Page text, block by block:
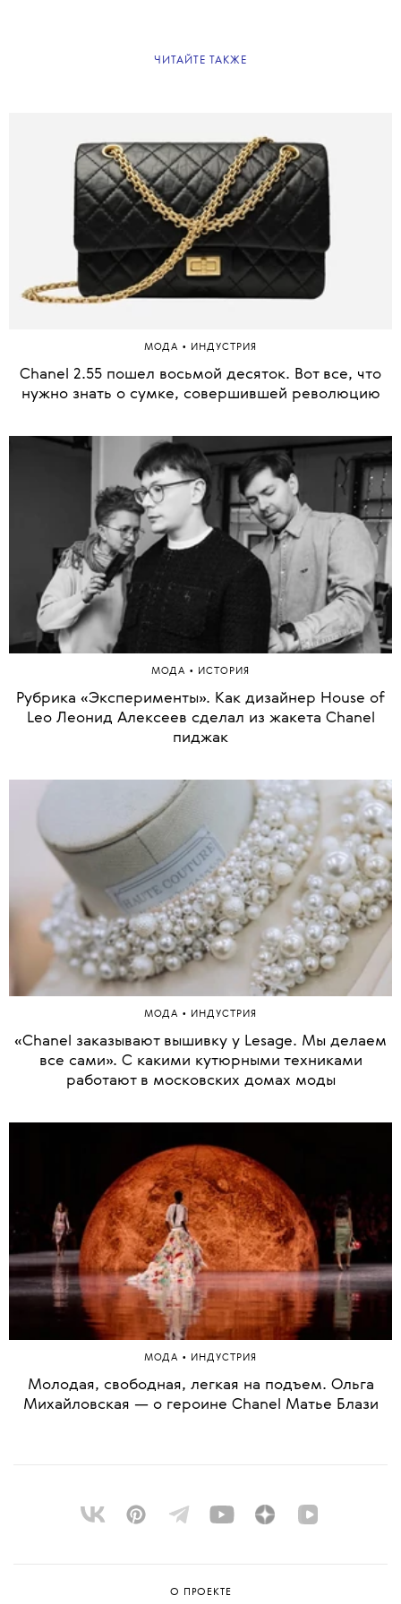
1 из 78
ЧИТАЙТЕ ТАКЖЕ
МОДА • ИНДУСТРИЯ
Chanel 2.55 пошел восьмой десяток. Вот все, что
нужно знать о сумке, совершившей революцию
МОДА • ИСТОРИЯ
Рубрика «Эксперименты». Как дизайнер House of
Leo Леонид Алексеев сделал из жакета Chanel
пиджак
МОДА • ИНДУСТРИЯ
«‎Chanel заказывают вышивку у Lesage. Мы делаем
все сами»‎. С какими кутюрными техниками
работают в московских домах моды
МОДА • ИНДУСТРИЯ
Молодая, свободная, легкая на подъем. Ольга
Михайловская — о героине Chanel Матье Блази
О ПРОЕКТЕ